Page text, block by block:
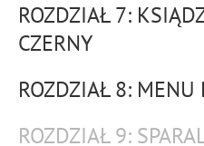
ROZDZIAŁ 7:
CZERNY
ROZDZIAŁ 8: MENU
ROZDZIAŁ 9: